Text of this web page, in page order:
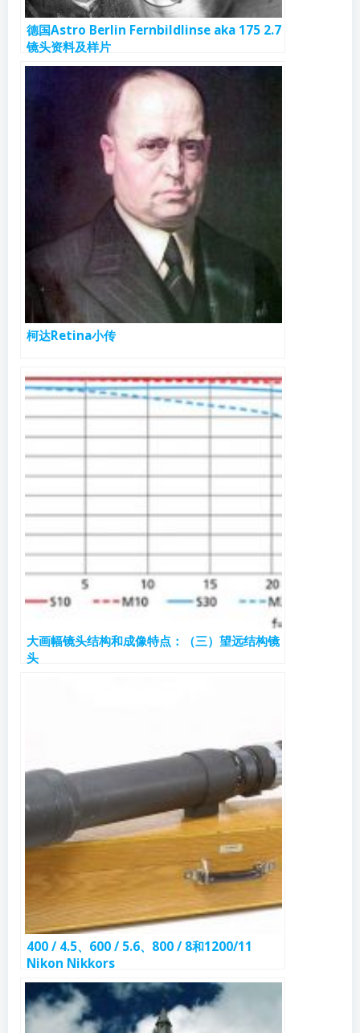
德国Astro Berlin Fernbildlinse aka 175 2.7
镜头资料及样片
柯达Retina小传
大画幅镜头结构和成像特点：（三）望远结构镜
头
400 / 4.5、600 / 5.6、800 / 8和1200/11
Nikon Nikkors